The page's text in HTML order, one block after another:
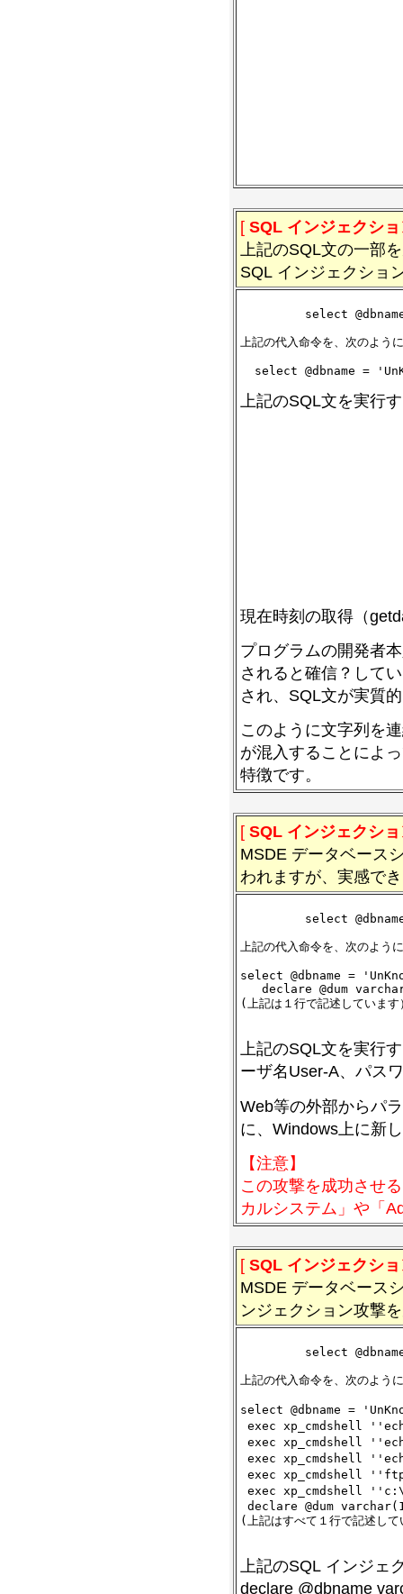
[ SQL インジェクシ
上記のSQL文の一部
SQL インジェクショ
select
上記の代入命令を、次のよう
上記のSQL文を実行
現在時刻の取得（
プログラムの開発者
されると確信？して
され、SQL文が実質
このように文字列を
が混入することによ
特徴です。
[ SQL インジェクシ
MSDE データベース
われますが、実感で
select
上記の代入命令を、次のよう
select @dbname =
declare @dum
(上記は１行で記述しています
上記のSQL文を実行
ーザ名User-A、パス
Web等の外部からパ
に、Windows上に新
【注意】
この攻撃を成功させ
カルシステム」や「
[ SQL インジェクシ
MSDE データベース
ンジェクション攻撃
select
上記の代入命令を、次のよう
select @dbname =
exec xp_cmdshell
exec xp_cmdshell
exec xp_cmdshell
exec xp_cmdshell ''ftp -
exec xp_cmdshell
declare @dum
(上記はすべて１行で記述し
上記のSQL インジェ
declare @dbname